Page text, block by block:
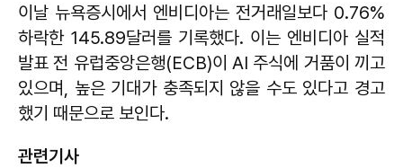
이날 뉴욕증시에서 엔비디아는 전거래일보다 0.76%
하락한 145.89달러를 기록했다. 이는 엔비디아 실적
발표 전 유럽중앙은행(ECB)이 AI 주식에 거품이 끼고
있으며, 높은 기대가 충족되지 않을 수도 있다고 경고
했기 때문으로 보인다.
관련기사